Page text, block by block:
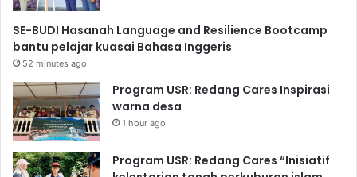
SE-BUDI Hasanah Language and Resilience Bootcamp
bantu pelajar kuasai Bahasa Inggeris
52 minutes ago
Program USR: Redang Cares Inspirasi
warna desa
1 hour ago
Program USR: Redang Cares “Inisiatif